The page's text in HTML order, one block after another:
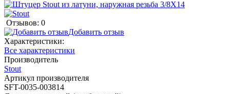
Отзывов: 0
Добавить отзыв
Характеристики:
Все характеристики
Производитель
Stout
Артикул производителя
SFT-0035-003814